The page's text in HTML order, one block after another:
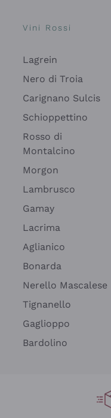
Vini Rossi
Lagrein
Nero di Troia
Carignano Sulcis
Schioppettino
Rosso di
Montalcino
Morgon
Lambrusco
Gamay
Lacrima
Aglianico
Bonarda
Nerello Mascalese
Tignanello
Gaglioppo
Bardolino